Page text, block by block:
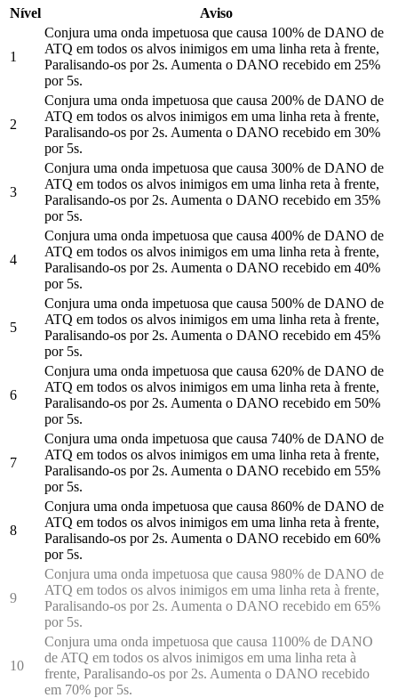
Nível
Aviso
1
Conjura uma onda impetuosa que causa 100% de DANO de
ATQ em todos os alvos inimigos em uma linha reta à frente,
Paralisando-os por 2s. Aumenta o DANO recebido em 25%
por 5s.
2
Conjura uma onda impetuosa que causa 200% de DANO de
ATQ em todos os alvos inimigos em uma linha reta à frente,
Paralisando-os por 2s. Aumenta o DANO recebido em 30%
por 5s.
3
Conjura uma onda impetuosa que causa 300% de DANO de
ATQ em todos os alvos inimigos em uma linha reta à frente,
Paralisando-os por 2s. Aumenta o DANO recebido em 35%
por 5s.
4
Conjura uma onda impetuosa que causa 400% de DANO de
ATQ em todos os alvos inimigos em uma linha reta à frente,
Paralisando-os por 2s. Aumenta o DANO recebido em 40%
por 5s.
5
Conjura uma onda impetuosa que causa 500% de DANO de
ATQ em todos os alvos inimigos em uma linha reta à frente,
Paralisando-os por 2s. Aumenta o DANO recebido em 45%
por 5s.
6
Conjura uma onda impetuosa que causa 620% de DANO de
ATQ em todos os alvos inimigos em uma linha reta à frente,
Paralisando-os por 2s. Aumenta o DANO recebido em 50%
por 5s.
7
Conjura uma onda impetuosa que causa 740% de DANO de
ATQ em todos os alvos inimigos em uma linha reta à frente,
Paralisando-os por 2s. Aumenta o DANO recebido em 55%
por 5s.
8
Conjura uma onda impetuosa que causa 860% de DANO de
ATQ em todos os alvos inimigos em uma linha reta à frente,
Paralisando-os por 2s. Aumenta o DANO recebido em 60%
por 5s.
9
Conjura uma onda impetuosa que causa 980% de DANO de
ATQ em todos os alvos inimigos em uma linha reta à frente,
Paralisando-os por 2s. Aumenta o DANO recebido em 65%
por 5s.
10
Conjura uma onda impetuosa que causa 1100% de DANO
de ATQ em todos os alvos inimigos em uma linha reta à
frente, Paralisando-os por 2s. Aumenta o DANO recebido
em 70% por 5s.